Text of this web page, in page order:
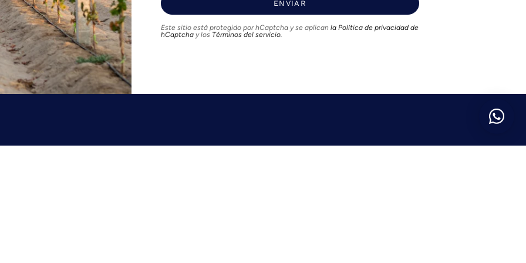
ENVIAR
Este sitio está protegido por hCaptcha y se aplican la Política de privacidad de
hCaptcha y los Términos del servicio.